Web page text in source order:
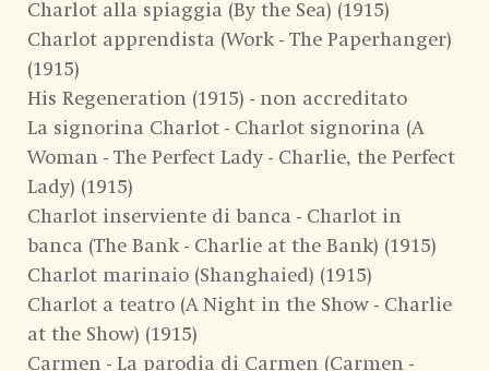
Charlot alla spiaggia (By the Sea) (1915)
Charlot apprendista (Work - The Paperhanger)
(1915)
His Regeneration (1915) - non accreditato
La signorina Charlot - Charlot signorina (A
Woman - The Perfect Lady - Charlie, the Perfect
Lady) (1915)
Charlot inserviente di banca - Charlot in
banca (The Bank - Charlie at the Bank) (1915)
Charlot marinaio (Shanghaied) (1915)
Charlot a teatro (A Night in the Show - Charlie
at the Show) (1915)
Carmen - La parodia di Carmen (Carmen -